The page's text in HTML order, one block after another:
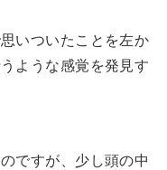
いついたことを左か
ような感覚を発見す
ですが、少し頭の中